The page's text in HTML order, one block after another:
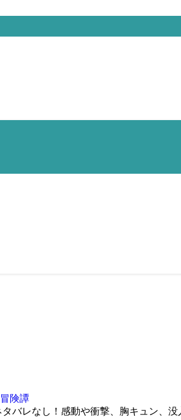
険譚
タバレなし！感動や衝撃、胸キュン、